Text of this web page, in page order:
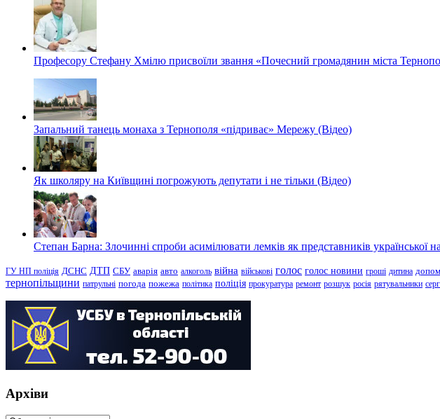
Професору Стефану Хмілю присвоїли звання «Почесний громадянин міста
Запальний танець монаха з Тернополя «підриває» Мережу (Відео)
Як школяру на Київщині погрожують депутати і не тільки (Відео)
Степан Барна: Злочинні спроби асимілювати лемків як представників української
ГУ НП поліція ДСНС ДТП СБУ аварія авто алкоголь війна військові голос голос новини гроші дитина
тернопільщини патрульні погода пожежа політика поліція прокуратура ремонт розшук росія рятувальники
Архіви